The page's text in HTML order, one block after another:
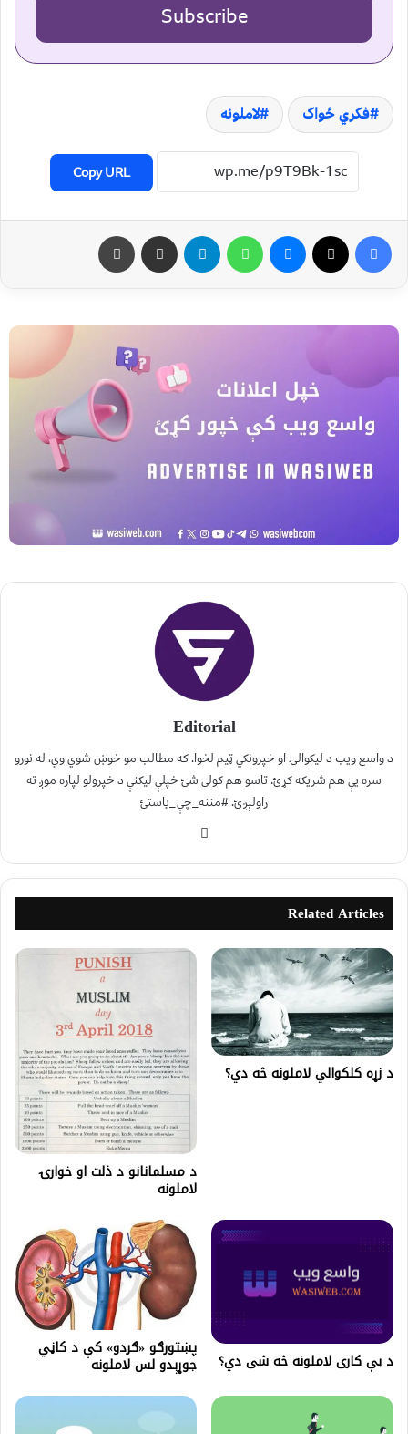
Subscribe
فکري ځواک لاملونه
Copy URL
Editorial
د واسع ویب د لیکوالۍ او خپرونکي ټیم لخوا. که مطالب مو خوښ شوي وي، له نورو
سره یې هم شریکه کړئ. تاسو هم کولی شئ خپلې لیکنې د خپرولو لپاره موږ ته
راولېږئ. #مننه_چې_یاستئ
Related Articles
د زړه کلکوالي لاملونه څه دي؟
د مسلمانانو د ذلت او خوارۍ
لاملونه
د بې کاری لاملونه څه شی دي؟
پښتورګو «ګردو» کې د کاڼي
جوړېدو لس لاملونه